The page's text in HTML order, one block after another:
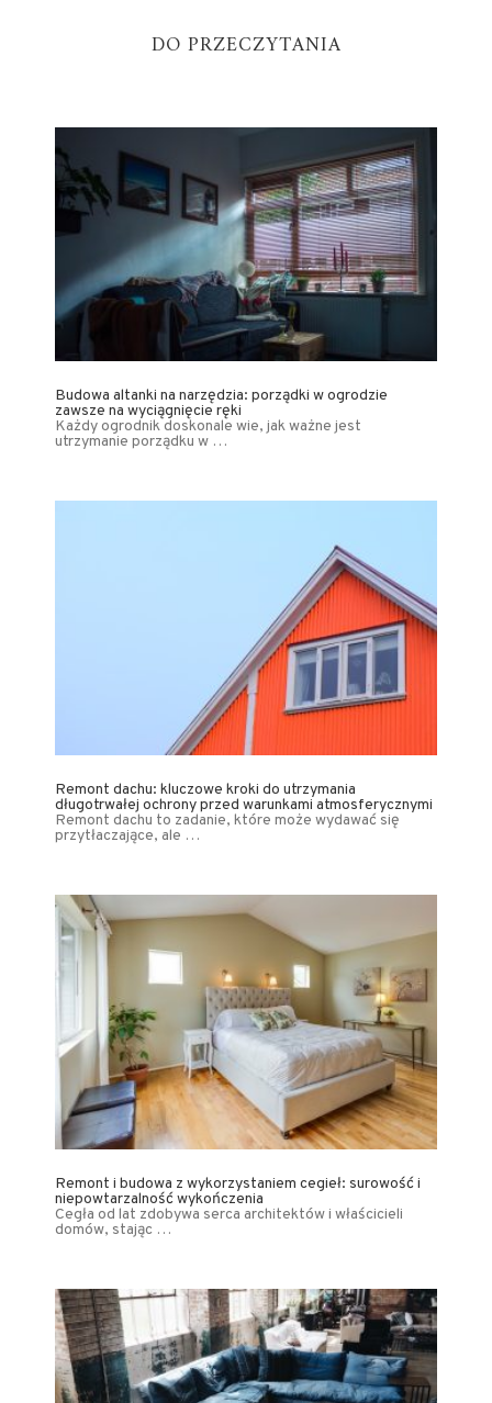
DO PRZECZYTANIA
Budowa altanki na narzędzia: porządki w ogrodzie
zawsze na wyciągnięcie ręki
Każdy ogrodnik doskonale wie, jak ważne jest
utrzymanie porządku w …
Remont dachu: kluczowe kroki do utrzymania
długotrwałej ochrony przed warunkami atmosferycznymi
Remont dachu to zadanie, które może wydawać się
przytłaczające, ale …
Remont i budowa z wykorzystaniem cegieł: surowość i
niepowtarzalność wykończenia
Cegła od lat zdobywa serca architektów i właścicieli
domów, stając …